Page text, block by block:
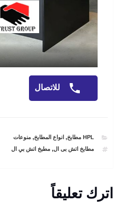
للاتصال
CATEGORIES
HPL مطابخ , انواع المطابخ,منوعات
TAGS
مطابخ اتش بى ال,مطبخ اتش بي ال
اترك تعليقاً